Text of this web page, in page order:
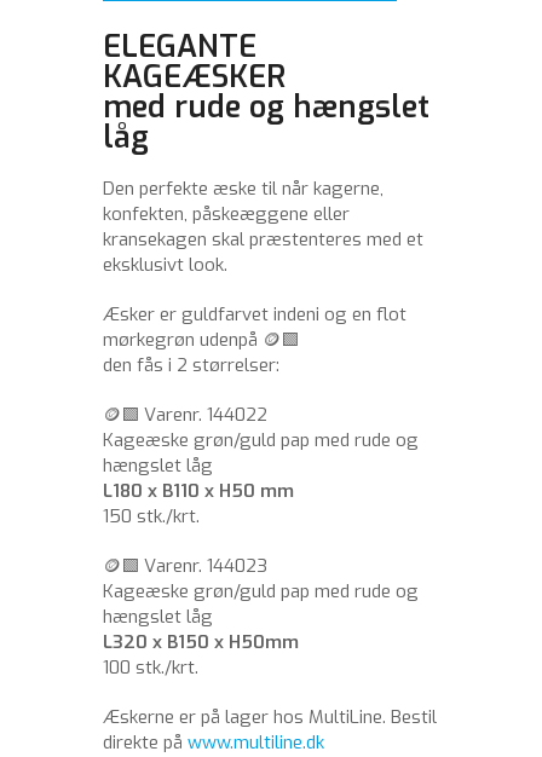
ELEGANTE
KAGEÆSKER
med rude og hængslet
låg
Den perfekte æske til når kagerne,
konfekten, påskeæggene eller
kransekagen skal præstenteres med et
eksklusivt look.
Æsker er guldfarvet indeni og en flot
mørkegrøn udenpå 🪙🟩
den fås i 2 størrelser:
🪙🟩 Varenr. 144022
Kageæske grøn/guld pap med rude og
hængslet låg
L180 x B110 x H50 mm
150 stk./krt.
🪙🟩 Varenr. 144023
Kageæske grøn/guld pap med rude og
hængslet låg
L320 x B150 x H50mm
100 stk./krt.
Æskerne er på lager hos MultiLine. Bestil
direkte på www.multiline.dk